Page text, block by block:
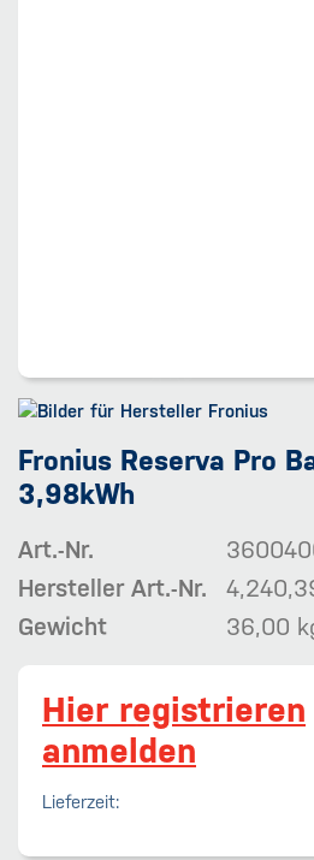
Fronius Reserva Pro
3,98kWh
Art.-Nr.
Hersteller Art.-Nr.
Gewicht
36,00
Hier registrieren
anmelden
Lieferzeit: